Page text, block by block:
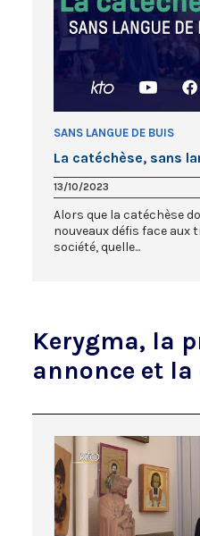
SANS LANGUE DE BUIS
La catéchèse, sans
13/10/2023
Alors que la catéchèse
nouveaux défis face
société, quelle...
Kerygma, la
annonce et la